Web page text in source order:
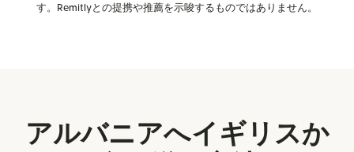
す。Remitlyとの提携や推薦を示唆するものではありません。
アルバニアへイギリスか